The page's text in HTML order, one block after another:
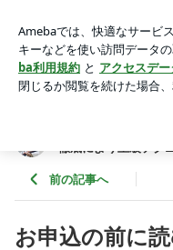
指導！基礎の徹底により
アプリをダウンロードして
ょう。
徹底により上級テク
前の記事へ
お申込の前に